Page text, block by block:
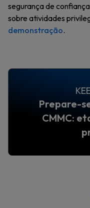
segurança de
sobre atividades
demonstração.
Prepare-
CMMC: